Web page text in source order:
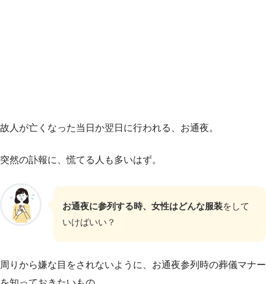
故人が亡くなった当日か翌日に行われる、お通夜。
突然の訃報に、慌てる人も多いはず。
お通夜に参列する時、女性はどんな服装をして
いけばいい？
周りから嫌な目をされないように、お通夜参列時の葬儀マナー